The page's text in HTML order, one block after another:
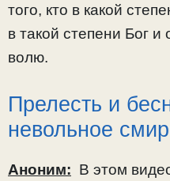
того, кто в какой
в такой степени Бог
волю.
Прелесть и
невольное
Аноним: В этом